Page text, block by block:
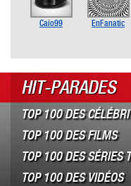
Caio99 EnFanatic
HIT-PARADES
TOP 100 DES
TOP 100 DES FILMS
TOP 100 DES SÉRIES
TOP 100 DES VIDÉOS